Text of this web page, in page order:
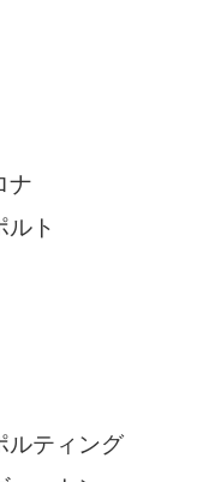
ト
ティング